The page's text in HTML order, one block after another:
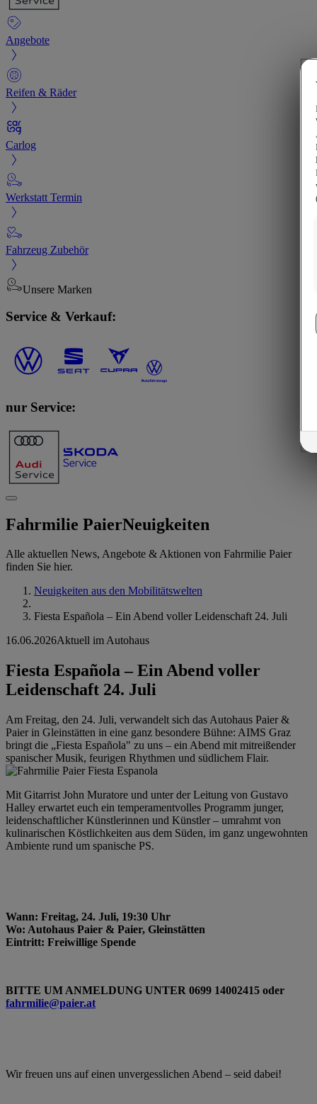
Angebote
Reifen & Räder
Carlog
Werkstatt Termin
Fahrzeug Zubehör
Unsere Marken
Service & Verkauf:
nur Service:
Fahrmilie PaierNeuigkeiten
Alle aktuellen News, Angebote & Aktionen von Fahrmilie Paier
finden Sie hier.
Neuigkeiten aus den Mobilitätswelten
Fiesta Española – Ein Abend voller Leidenschaft 24. Juli
16.06.2026Aktuell im Autohaus
Fiesta Española – Ein Abend voller
Leidenschaft 24. Juli
Am Freitag, den 24. Juli, verwandelt sich das Autohaus Paier &
Paier in Gleinstätten in eine ganz besondere Bühne: AIMS Graz
bringt die „Fiesta Española" zu uns – ein Abend mit mitreißender
spanischer Musik, feurigen Rhythmen und südlichem Flair.
Mit Gitarrist John Muratore und unter der Leitung von Gustavo
Halley erwartet euch ein temperamentvolles Programm junger,
leidenschaftlicher Künstlerinnen und Künstler – umrahmt von
kulinarischen Köstlichkeiten aus dem Süden, im ganz ungewohnten
Ambiente rund um spanische PS.
Wann: Freitag, 24. Juli, 19:30 Uhr
Wo: Autohaus Paier & Paier, Gleinstätten
Eintritt: Freiwillige Spende
BITTE UM ANMELDUNG UNTER 0699 14002415 oder
fahrmilie@paier.at
Wir freuen uns auf einen unvergesslichen Abend – seid dabei!